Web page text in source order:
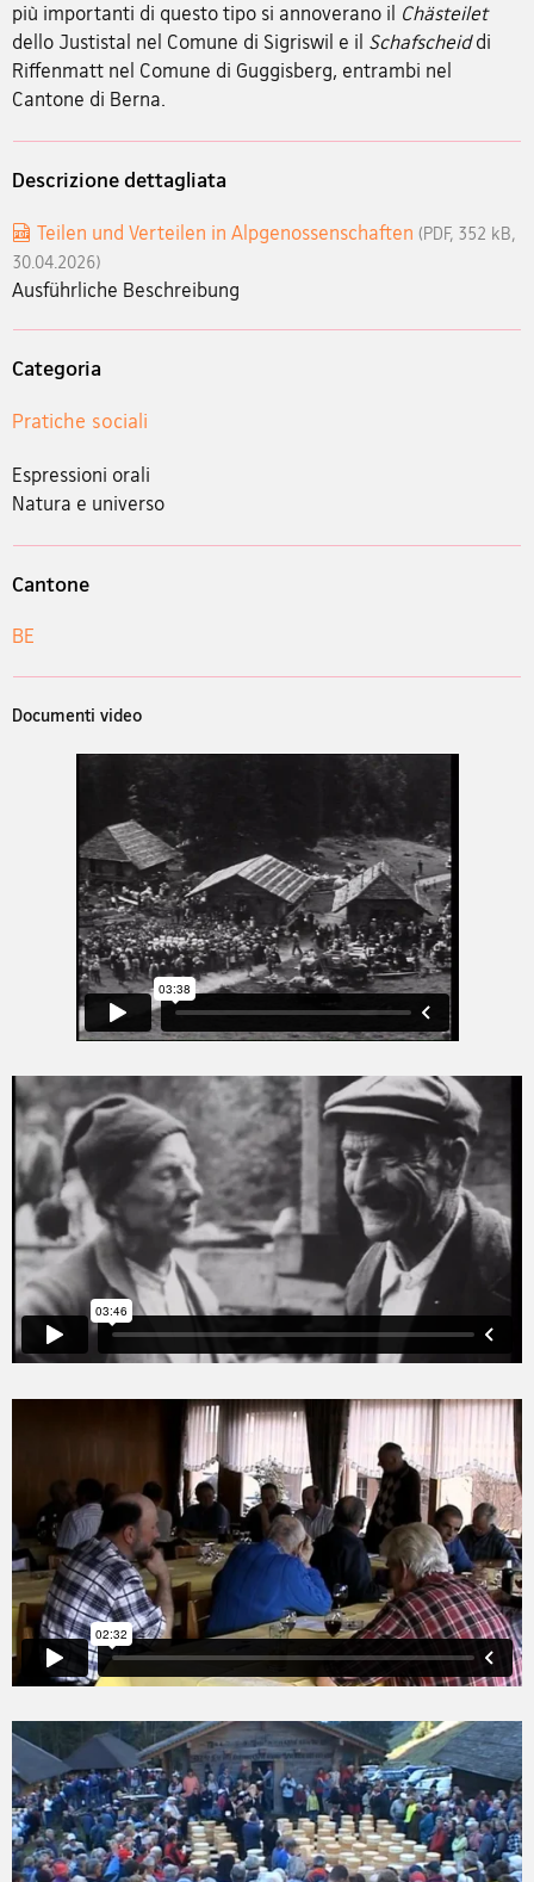
più importanti di questo tipo si annoverano il Chästeilet
dello Justistal nel Comune di Sigriswil e il Schafscheiddi
Riffenmatt nel Comune di Guggisberg, entrambi nel
Cantone di Berna.
Descrizione dettagliata
Teilen und Verteilen in Alpgenossenschaften (PDF, 352 kB,
30.04.2026)
Ausführliche Beschreibung
Categoria
Pratiche sociali
Espressioni orali
Natura e universo
Cantone
BE
Documenti video